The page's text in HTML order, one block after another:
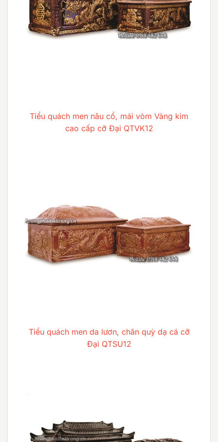
Tiểu quách men nâu cổ, mái vòm Vàng kim
cao cấp cỡ Đại QTVK12
Tiểu quách men da lươn, chân quỳ dạ cá cỡ
Đại QTSU12